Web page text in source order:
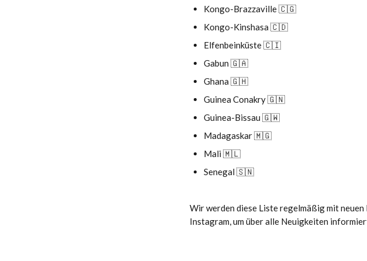
Kongo-Brazzaville 🇨🇬
Kongo-Kinshasa 🇨🇩
Elfenbeinküste 🇨🇮
Gabun 🇬🇦
Ghana 🇬🇭
Guinea Conakry 🇬🇳
Guinea-Bissau 🇬🇼
Madagaskar 🇲🇬
Mali 🇲🇱
Senegal 🇸🇳
Wir werden diese Liste regelmäßig mit neuen
Instagram, um über alle Neuigkeiten